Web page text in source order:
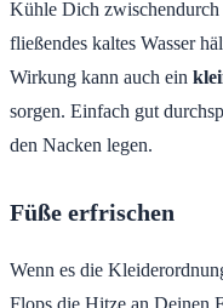
Kühle Dich
fließendes kaltes Wasser
Wirkung kann auch ein
sorgen. Einfach gut
den Nacken legen.
Füße erfrischen
Wenn es die
Flops die Hitze an Deinen